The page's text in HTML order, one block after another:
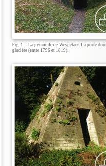
Fig. 1 – La pyramide de Wespelaer. La porte
glacière (entre 1796 et 1819).